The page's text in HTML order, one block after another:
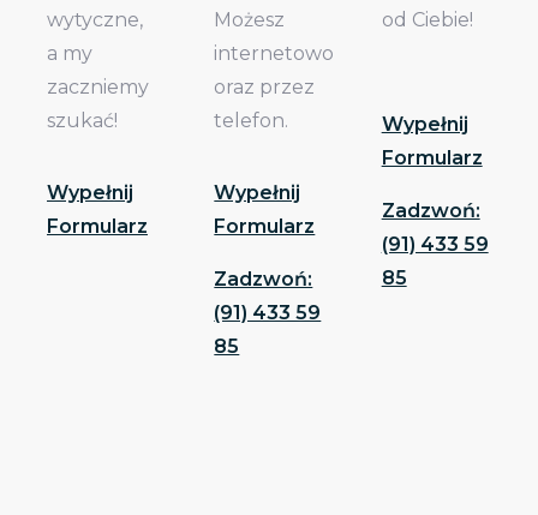
wytyczne,
a my
zaczniemy
szukać!
Wypełnij
Formularz
Możesz
internetowo
oraz przez
telefon.
Wypełnij
Formularz
Zadzwoń:
(91) 433 59
85
od Ciebie!
Wypełnij
Formularz
Zadzwoń:
(91) 433 59
85